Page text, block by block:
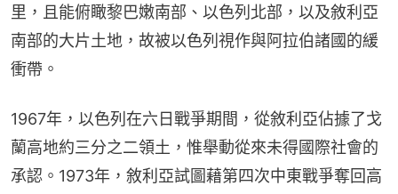
里，且能俯瞰黎巴嫩南部、以色列北部，以及敘利亞
南部的大片土地，故被以色列視作與阿拉伯諸國的緩
衝帶。
1967年，以色列在六日戰爭期間，從敘利亞佔據了戈
蘭高地約三分之二領土，惟舉動從來未得國際社會的
承認。1973年，敘利亞試圖藉第四次中東戰爭奪回高